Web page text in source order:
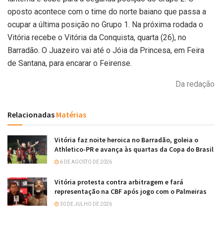
oposto acontece com o time do norte baiano que passa a
ocupar a última posição no Grupo 1. Na próxima rodada o
Vitória recebe o Vitória da Conquista, quarta (26), no
Barradão. O Juazeiro vai até o Jóia da Princesa, em Feira
de Santana, para encarar o Feirense.
Da redação
Relacionadas Matérias
Vitória faz noite heroica no Barradão, goleia o
Athletico-PR e avança às quartas da Copa do Brasil
6 DE AGOSTO DE 2026
Vitória protesta contra arbitragem e fará
representação na CBF após jogo com o Palmeiras
30 DE JULHO DE 2026